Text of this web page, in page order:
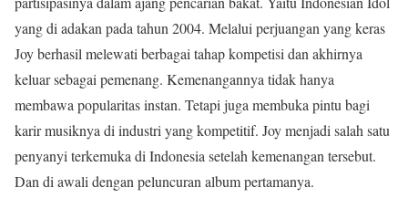
yang di adakan pada tahun 2004. Melalui perjuangan yang keras
Joy berhasil melewati berbagai tahap kompetisi dan akhirnya
keluar sebagai pemenang. Kemenangannya tidak hanya
membawa popularitas instan. Tetapi juga membuka pintu bagi
karir musiknya di industri yang kompetitif. Joy menjadi salah satu
penyanyi terkemuka di Indonesia setelah kemenangan tersebut.
Dan di awali dengan peluncuran album pertamanya.